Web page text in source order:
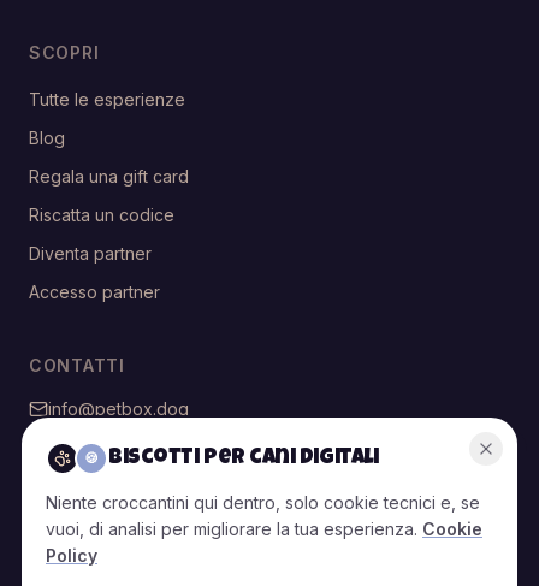
SCOPRI
Tutte le esperienze
Blog
Regala una gift card
Riscatta un codice
Diventa partner
Accesso partner
CONTATTI
info@petbox.dog
@petbox.dog
🍪 Biscotti per cani digitali
Niente croccantini qui dentro, solo cookie tecnici e, se
vuoi, di analisi per migliorare la tua esperienza. Cookie
Policy